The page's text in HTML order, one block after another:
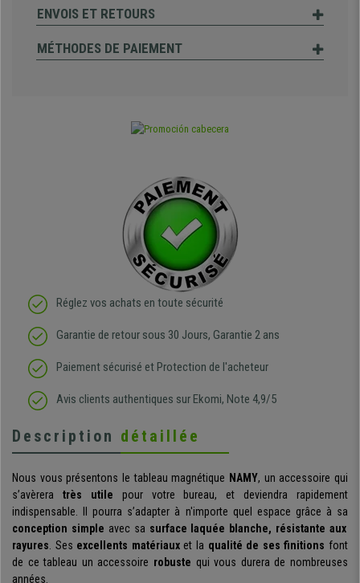
ENVOIS ET RETOURS
MÉTHODES DE PAIEMENT
Réglez vos achats en toute sécurité
Garantie de retour sous 30 Jours, Garantie 2 ans
Paiement sécurisé et Protection de l'acheteur
Avis clients authentiques sur Ekomi, Note 4,9/5
Description détaillée
Nous vous présentons le tableau magnétique NAMY, un accessoire qui
s’avèrera très utile pour votre bureau, et deviendra rapidement
indispensable. Il pourra s’adapter à n'importe quel espace grâce à sa
conception simple avec sa surface laquée blanche, résistante aux
rayures. Ses excellents matériauxet la qualité de ses finitions font
de ce tableau un accessoire robuste qui vous durera de nombreuses
années.